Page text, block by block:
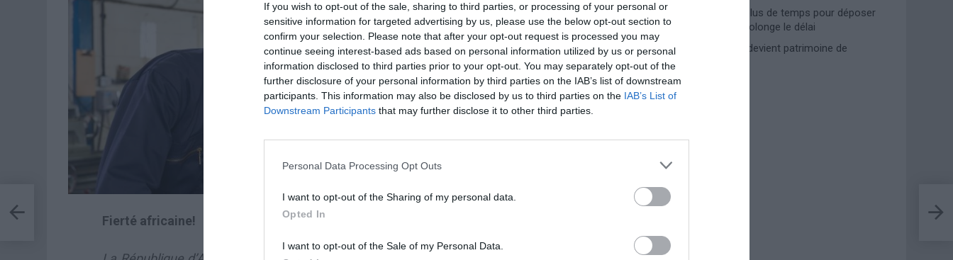
If you wish to opt-out of the sale, sharing to third parties, or processing of your personal or
sensitive information for targeted advertising by us, please use the below opt-out section to
confirm your selection. Please note that after your opt-out request is processed you may
continue seeing interest-based ads based on personal information utilized by us or personal
information disclosed to third parties prior to your opt-out. You may separately opt-out of the
further disclosure of your personal information by third parties on the IAB’s list of downstream
participants. This information may also be disclosed by us to third parties on the IAB’s List of
Downstream Participants that may further disclose it to other third parties.
Personal Data Processing Opt Outs
I want to opt-out of the Sharing of my personal data.
Opted In
I want to opt-out of the Sale of my Personal Data.
Fierté africaine!
Prime de naissance, plus de temps pour déposer
la demande : l’INPS prolonge le délai
Lampedusa, l’accueil devient patrimoine de
l’humanité